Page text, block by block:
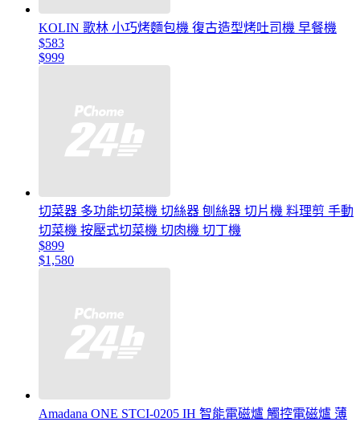
KOLIN 歌林 小巧烤麵包機 復古造型烤吐司機 早餐機
$583
$999
切菜器 多功能切菜機 切絲器 刨絲器 切片機 料理剪 手動
切菜機 按壓式切菜機 切肉機 切丁機
$899
$1,580
Amadana ONE STCI-0205 IH 智能電磁爐 觸控電磁爐 薄